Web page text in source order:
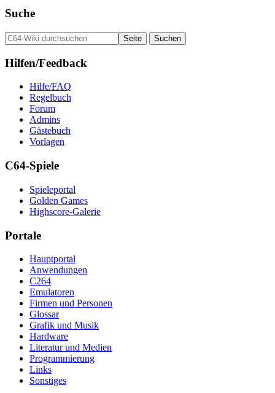
Suche
Hilfen/Feedback
Hilfe/FAQ
Regelbuch
Forum
Admins
Gästebuch
Vorlagen
C64-Spiele
Spieleportal
Golden Games
Highscore-Galerie
Portale
Hauptportal
Anwendungen
C264
Emulatoren
Firmen und Personen
Glossar
Grafik und Musik
Hardware
Literatur und Medien
Programmierung
Links
Sonstiges